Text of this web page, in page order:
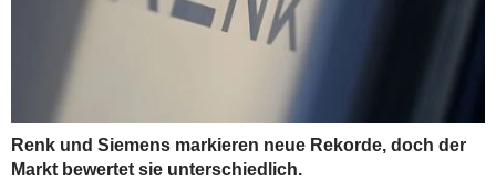
Renk und Siemens markieren neue Rekorde, doch der
Markt bewertet sie unterschiedlich.